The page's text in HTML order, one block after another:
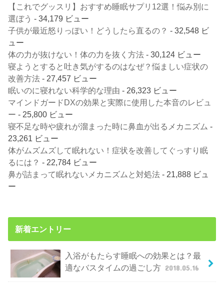
【これでグッスリ】おすすめ睡眠サプリ12選！悩み別に
選ぼう - 34,179 ビュー
子供が最近怒りっぽい！どうしたら直るの？ - 32,548 ビ
ュー
体の力が抜けない！体の力を抜く方法 - 30,124 ビュー
寝ようとすると吐き気がするのはなぜ？悩ましい症状の
改善方法 - 27,457 ビュー
眠いのに寝れない科学的な理由 - 26,323 ビュー
マインドガードDXの効果と実際に使用した本音のレビュ
ー - 25,800 ビュー
寝不足な時や疲れが溜まった時に鼻血が出るメカニズム -
23,261 ビュー
体がムズムズして眠れない！症状を改善してぐっすり眠
るには？ - 22,784 ビュー
鼻が詰まって眠れないメカニズムと対処法 - 21,888 ビュ
ー
新着エントリー
入浴がもたらす睡眠への効果とは？最
適なバスタイムの過ごし方 2018.05.16